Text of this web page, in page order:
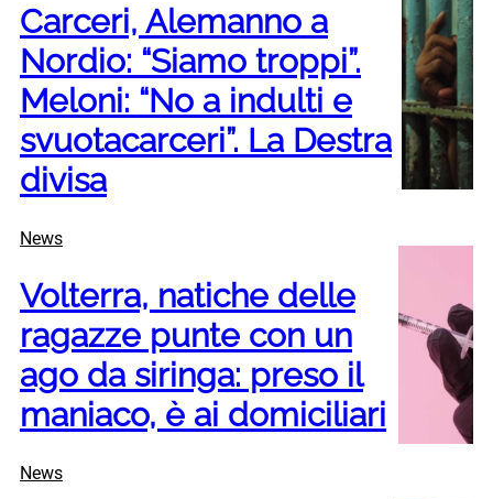
Carceri, Alemanno a
Nordio: “Siamo troppi”.
Meloni: “No a indulti e
svuotacarceri”. La Destra
divisa
News
Volterra, natiche delle
ragazze punte con un
ago da siringa: preso il
maniaco, è ai domiciliari
News